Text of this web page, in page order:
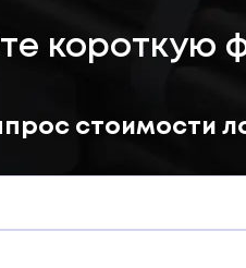
короткую
стоимости